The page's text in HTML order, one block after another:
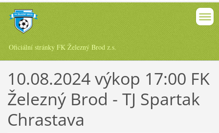
Oficiální stránky FK Železný Brod z.s.
10.08.2024 výkop 17:00 FK
Železný Brod - TJ Spartak
Chrastava